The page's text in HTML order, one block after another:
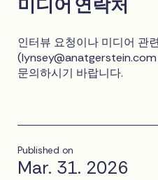
미디어 연락처
인터뷰 요청이나 미디어 관
(lynsey@anatgerstein.com
문의하시기 바랍니다.
Published on
Mar. 31. 2026